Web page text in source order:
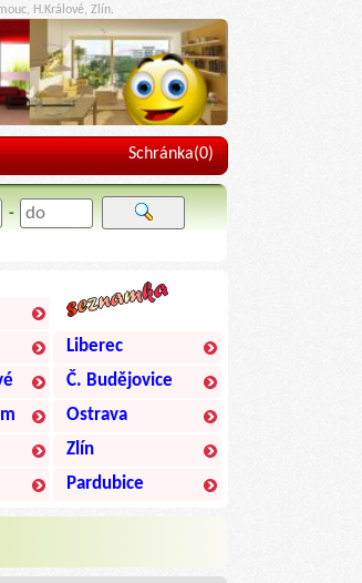
H.Králové, Zlín.
Schránka(0)
-
Liberec
Č. Budějovice
Ostrava
Zlín
Pardubice